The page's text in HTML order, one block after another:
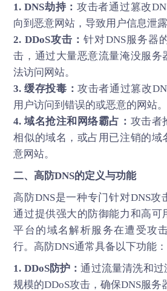
1. DNS劫持： 攻击者通过篡改
向到恶意网站，导致用户信息泄
2. DDoS攻击：针对DNS服务器
击，通过大量恶意流量淹没服务
法访问网站。
3. 缓存投毒：攻击者通过篡改
用户访问到错误的或恶意的网站。
4. 域名抢注和网络霸占： 攻击者
相似的域名，或占用已注销的域
意网站。
二、高防DNS的定义与功能
高防DNS是一种专门针对DNS攻
通过提供强大的防御能力和高可
平台的域名解析服务在遭受攻
行。高防DNS通常具备以下功能：
1. DDoS防护：通过流量清洗和
规模的DDoS攻击，确保DNS服务